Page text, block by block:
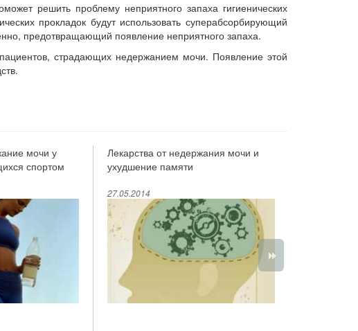
решить проблему неприятного запаха гигиенических
прокладок будут использовать суперабсорбирующий
предотвращающий появление неприятного запаха.
страдающих недержанием мочи. Появление этой
мочи у
спортом
Лекарства от недержания мочи и
ухудшение памяти
27.05.2014